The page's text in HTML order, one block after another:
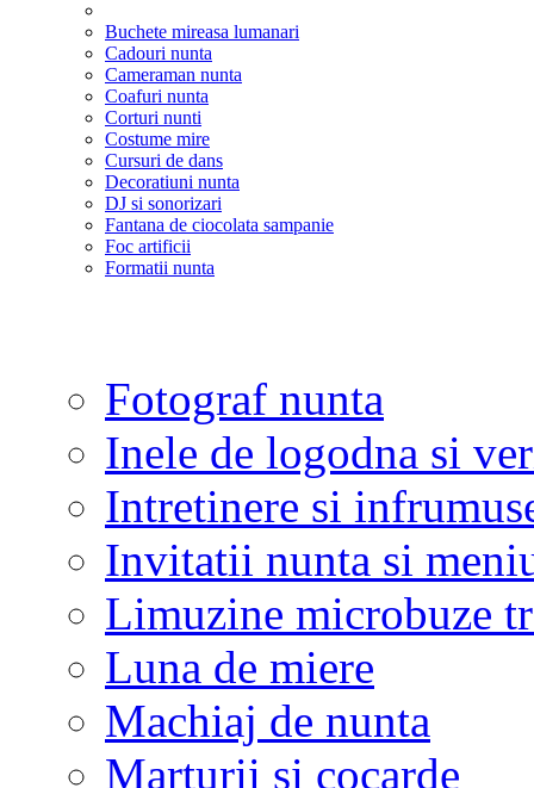
Buchete mireasa lumanari
Cadouri nunta
Cameraman nunta
Coafuri nunta
Corturi nunti
Costume mire
Cursuri de dans
Decoratiuni nunta
DJ si sonorizari
Fantana de ciocolata sampanie
Foc artificii
Formatii nunta
Fotograf nunta
Inele de logodna si
Intretinere si
Invitatii nunta si
Limuzine microbuze
Luna de miere
Machiaj de nunta
Marturii si cocarde